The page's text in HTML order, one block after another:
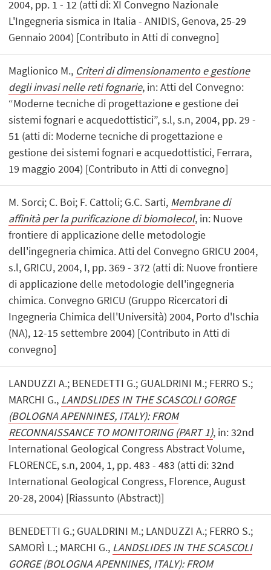
2004, pp. 1 - 12 (atti di: XI Convegno Nazionale
L'Ingegneria sismica in Italia - ANIDIS, Genova, 25-29
Gennaio 2004) [Contributo in Atti di convegno]
Maglionico M., Criteri di dimensionamento e gestione
degli invasi nelle reti fognarie, in: Atti del Convegno:
“Moderne tecniche di progettazione e gestione dei
sistemi fognari e acquedottistici”, s.l, s.n, 2004, pp. 29 -
51 (atti di: Moderne tecniche di progettazione e
gestione dei sistemi fognari e acquedottistici, Ferrara,
19 maggio 2004) [Contributo in Atti di convegno]
M. Sorci; C. Boi; F. Cattoli; G.C. Sarti, Membrane di
affinità per la purificazione di biomolecol, in: Nuove
frontiere di applicazione delle metodologie
dell'ingegneria chimica. Atti del Convegno GRICU 2004,
s.l, GRICU, 2004, I, pp. 369 - 372 (atti di: Nuove frontiere
di applicazione delle metodologie dell'ingegneria
chimica. Convegno GRICU (Gruppo Ricercatori di
Ingegneria Chimica dell'Università) 2004, Porto d'Ischia
(NA), 12-15 settembre 2004) [Contributo in Atti di
convegno]
LANDUZZI A.; BENEDETTI G.; GUALDRINI M.; FERRO S.;
MARCHI G., LANDSLIDES IN THE SCASCOLI GORGE
(BOLOGNA APENNINES, ITALY): FROM
RECONNAISSANCE TO MONITORING (PART 1), in: 32nd
International Geological Congress Abstract Volume,
FLORENCE, s.n, 2004, 1, pp. 483 - 483 (atti di: 32nd
International Geological Congress, Florence, August
20-28, 2004) [Riassunto (Abstract)]
BENEDETTI G.; GUALDRINI M.; LANDUZZI A.; FERRO S.;
SAMORÌ L.; MARCHI G., LANDSLIDES IN THE SCASCOLI
GORGE (BOLOGNA APENNINES, ITALY): FROM